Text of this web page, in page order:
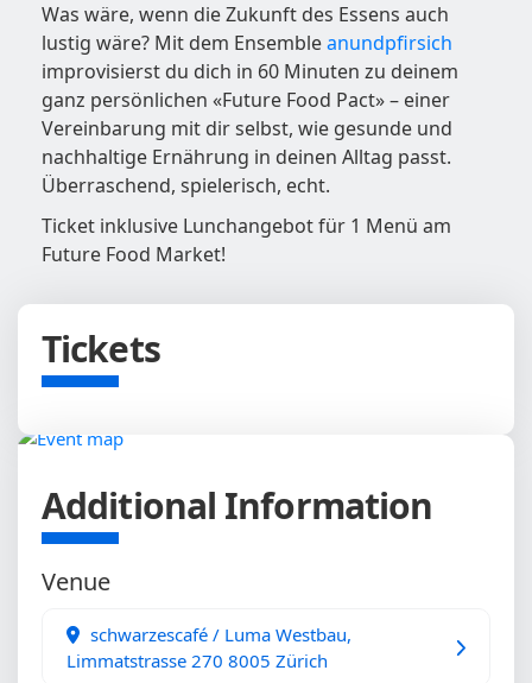
Was wäre, wenn die Zukunft des Essens auch
lustig wäre? Mit dem Ensembleanundpfirsich
improvisierst du dich in 60 Minuten zu deinem
ganz persönlichen «Future Food Pact» – einer
Vereinbarung mit dir selbst, wie gesunde und
nachhaltige Ernährung in deinen Alltag passt.
Überraschend, spielerisch, echt.
Ticket inklusive Lunchangebot für 1 Menü am
Future Food Market!
Tickets
Additional Information
Venue
schwarzescafé / Luma Westbau,
Limmatstrasse 270 8005 Zürich